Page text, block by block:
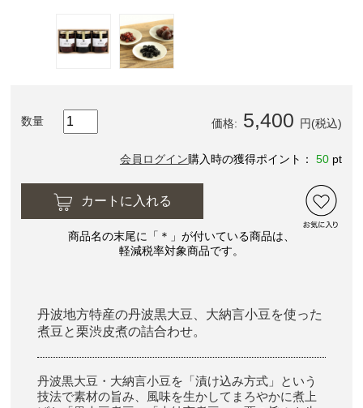
数量 価格: 5,400 円(税込)
会員ログイン購入時の獲得ポイント： 50 pt
カートに入れる
商品名の末尾に「＊」が付いている商品は、
軽減税率対象商品です。
丹波地方特産の丹波黒大豆、大納言小豆を使った
煮豆と栗渋皮煮の詰合わせ。
丹波黒大豆・大納言小豆を「漬け込み方式」という
技法で素材の旨み、風味を生かしてまろやかに煮上